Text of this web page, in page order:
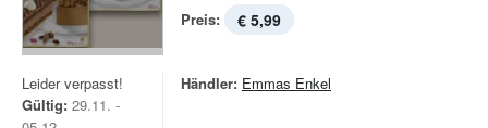
Preis: € 5,99
Leider verpasst!
Gültig: 29.11. -
Händler: Emmas Enkel